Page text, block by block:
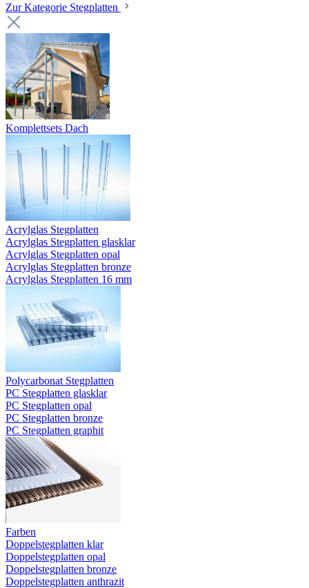
Zur Kategorie Stegplatten
Komplettsets Dach
Acrylglas Stegplatten
Acrylglas Stegplatten glasklar
Acrylglas Stegplatten opal
Acrylglas Stegplatten bronze
Acrylglas Stegplatten 16 mm
Polycarbonat Stegplatten
PC Stegplatten glasklar
PC Stegplatten opal
PC Stegplatten bronze
PC Stegplatten graphit
Farben
Doppelstegplatten klar
Doppelstegplatten opal
Doppelstegplatten bronze
Doppelstegplatten anthrazit